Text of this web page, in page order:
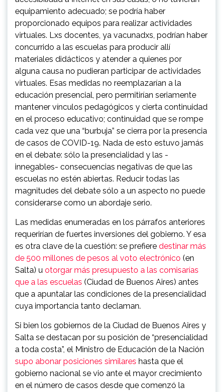
equipamiento adecuado; se podría haber
proporcionado equipos para realizar actividades
virtuales. Lxs docentes, ya vacunadxs, podrían haber
concurrido a las escuelas para producir allí
materiales didácticos y atender a quienes por
alguna causa no pudieran participar de actividades
virtuales. Esas medidas no reemplazarían a la
educación presencial, pero permitirían seriamente
mantener vínculos pedagógicos y cierta continuidad
en el proceso educativo; continuidad que se rompe
cada vez que una “burbuja” se cierra por la presencia
de casos de COVID-19. Nada de esto estuvo jamás
en el debate: sólo la presencialidad y las -
innegables- consecuencias negativas de que las
escuelas no estén abiertas. Reducir todas las
magnitudes del debate sólo a un aspecto no puede
considerarse como un abordaje serio.
Las medidas enumeradas en los párrafos anteriores
requerirían de fuertes inversiones del gobierno. Y esa
es otra clave de la cuestión: se prefiere destinar más
de 500 millones de pesos al voto electrónico (en
Salta) u otorgar más presupuesto a las comisarías
que a las escuelas (Ciudad de Buenos Aires) antes
que a apuntalar las condiciones de la presencialidad
cuya importancia tanto declaman.
Si bien los gobiernos de la Ciudad de Buenos Aires y
Salta se destacan por su posición de “presencialidad
a toda costa”, el Ministro de Educación de la Nación
supo abonar posiciones similares hasta que el
gobierno nacional se vio ante el mayor crecimiento
en el número de casos desde que comenzó la